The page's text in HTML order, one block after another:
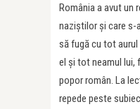
România a avut un
naziștilor și care s-
să fugă cu tot aurul
el și tot neamul lui,
popor român. La
repede peste